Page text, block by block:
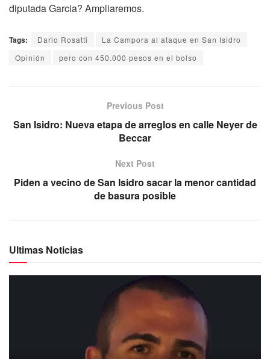
diputada Garcia? Ampliaremos.
Tags: Dario Rosatti
La Campora al ataque en San Isidro
Opinión
pero con 450.000 pesos en el bolso
Previous Post
San Isidro: Nueva etapa de arreglos en calle Neyer de
Beccar
Next Post
Piden a vecino de San Isidro sacar la menor cantidad
de basura posible
Ultimas Noticias